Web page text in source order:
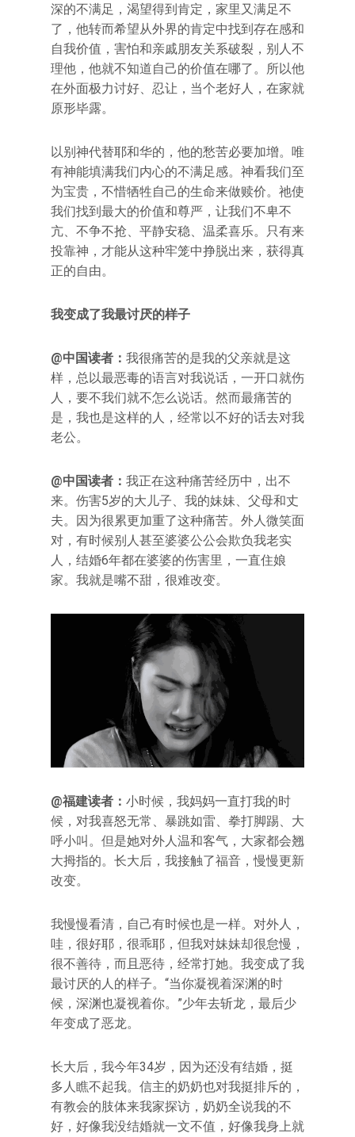
深的不满足，渴望得到肯定，家里又满足不
了，他转而希望从外界的肯定中找到存在感和
自我价值，害怕和亲戚朋友关系破裂，别人不
理他，他就不知道自己的价值在哪了。所以他
在外面极力讨好、忍让，当个老好人，在家就
原形毕露。
以别神代替耶和华的，他的愁苦必要加增。唯
有神能填满我们内心的不满足感。神看我们至
为宝贵，不惜牺牲自己的生命来做赎价。祂使
我们找到最大的价值和尊严，让我们不卑不
亢、不争不抢、平静安稳、温柔喜乐。只有来
投靠神，才能从这种牢笼中挣脱出来，获得真
正的自由。
我变成了我最讨厌的样子
@中国读者： 我很痛苦的是我的父亲就是这
样，总以最恶毒的语言对我说话，一开口就伤
人，要不我们就不怎么说话。然而最痛苦的
是，我也是这样的人，经常以不好的话去对我
老公。
@中国读者： 我正在这种痛苦经历中，出不
来。伤害5岁的大儿子、我的妹妹、父母和丈
夫。因为很累更加重了这种痛苦。外人微笑面
对，有时候别人甚至婆婆公公会欺负我老实
人，结婚6年都在婆婆的伤害里，一直住娘
家。我就是嘴不甜，很难改变。
@福建读者： 小时候，我妈妈一直打我的时
候，对我喜怒无常、暴跳如雷、拳打脚踢、大
呼小叫。但是她对外人温和客气，大家都会翘
大拇指的。长大后，我接触了福音，慢慢更新
改变。
我慢慢看清，自己有时候也是一样。对外人，
哇，很好耶，很乖耶，但我对妹妹却很怠慢，
很不善待，而且恶待，经常打她。我变成了我
最讨厌的人的样子。“当你凝视着深渊的时
候，深渊也凝视着你。”少年去斩龙，最后少
年变成了恶龙。
长大后，我今年34岁，因为还没有结婚，挺
多人瞧不起我。信主的奶奶也对我挺排斥的，
有教会的肢体来我家探访，奶奶全说我的不
好，好像我没结婚就一文不值，好像我身上就